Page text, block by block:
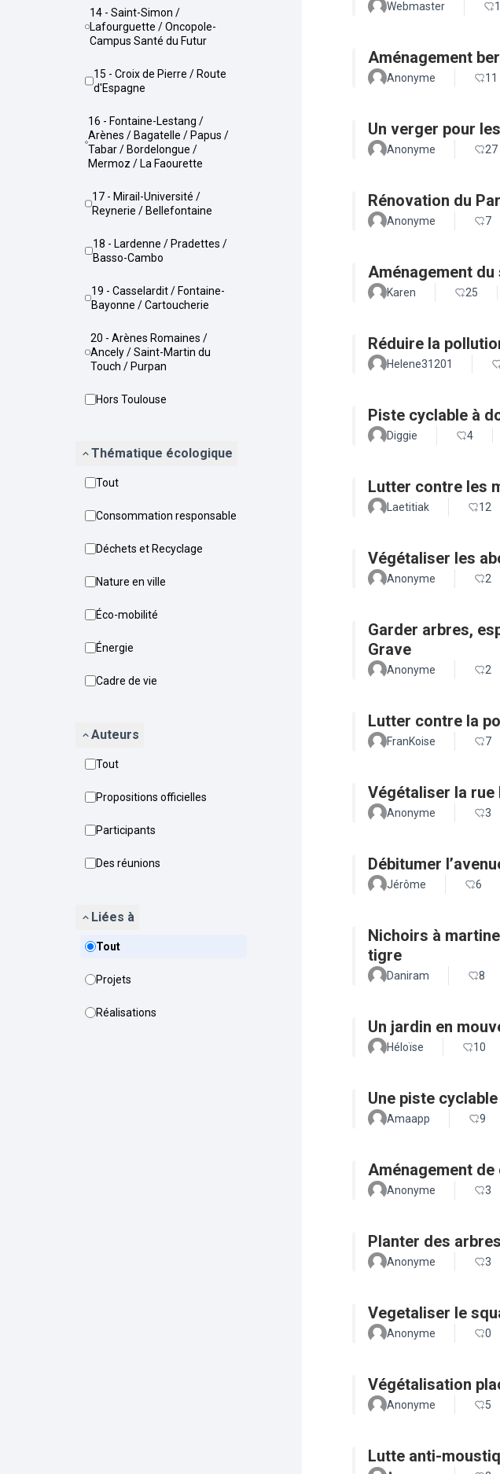
14 - Saint-Simon /
Lafourguette / Oncopole-
Campus Santé du Futur
15 - Croix de Pierre / Route
d'Espagne
16 - Fontaine-Lestang /
Arènes / Bagatelle / Papus /
Tabar / Bordelongue /
Mermoz / La Faourette
17 - Mirail-Université /
Reynerie / Bellefontaine
18 - Lardenne / Pradettes /
Basso-Cambo
19 - Casselardit / Fontaine-
Bayonne / Cartoucherie
20 - Arènes Romaines /
Ancely / Saint-Martin du
Touch / Purpan
Hors Toulouse
Thématique écologique
Tout
Consommation responsable
Déchets et Recyclage
Nature en ville
Éco-mobilité
Énergie
Cadre de vie
Auteurs
Tout
Propositions officielles
Participants
Des réunions
Liées à
Tout
Projets
Réalisations
Webmaster 1
Aménagement
Anonyme 11
Un verger pour
Anonyme 27
Rénovation du
Anonyme 7
Aménagement du
Karen 25
Réduire la
Helene31201
Piste cyclable à
Diggie 4
Lutter contre les
Laetitiak 12
Végétaliser les
Anonyme 2
Garder arbres,
Grave
Anonyme 2
Lutter contre la
FranKoise 7
Végétaliser la rue
Anonyme 3
Débitumer
Jérôme 6
Nichoirs à
tigre
Daniram 8
Un jardin en
Héloïse 10
Une piste
Amaapp 9
Aménagement
Anonyme 3
Planter des
Anonyme 3
Vegetaliser le
Anonyme 0
Végétalisation
Anonyme 5
Lutte anti-